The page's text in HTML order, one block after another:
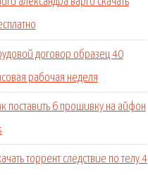
договор образец 40
рабочая неделя
поставить 6 прошивку на айфон
торрент следствие по телу 4